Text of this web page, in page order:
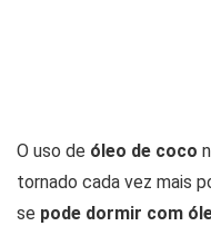
O uso de óleo de coco
tornado cada vez mais
se pode dormir com